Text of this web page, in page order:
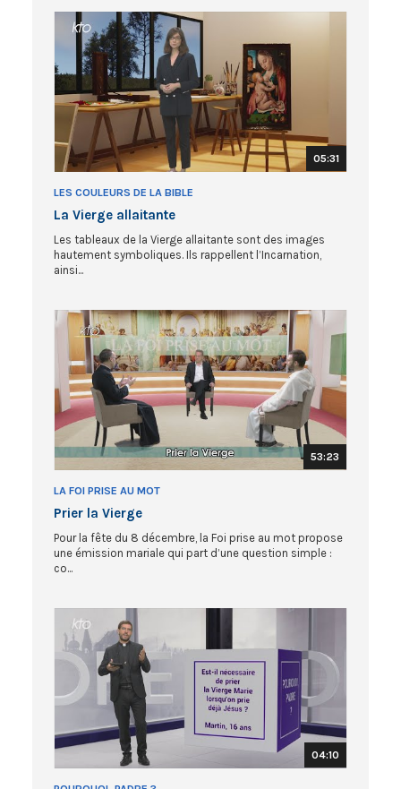
05:31
LES COULEURS DE LA BIBLE
La Vierge allaitante
Les tableaux de la Vierge allaitante sont des images
hautement symboliques. Ils rappellent l’Incarnation,
ainsi...
53:23
LA FOI PRISE AU MOT
Prier la Vierge
Pour la fête du 8 décembre, la Foi prise au mot propose
une émission mariale qui part d’une question simple :
co...
04:10